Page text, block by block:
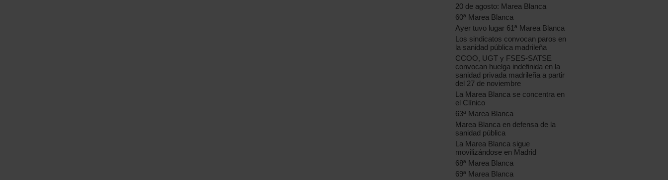
20 de agosto: Marea Blanca
60ª Marea Blanca
Ayer tuvo lugar 61ª Marea Blanca
Los sindicatos convocan paros en
la sanidad pública madrileña
CCOO, UGT y FSES-SATSE
convocan huelga indefinida en la
sanidad privada madrileña a partir
del 27 de noviembre
La Marea Blanca se concentra en
el Clínico
63ª Marea Blanca
Marea Blanca en defensa de la
sanidad pública
La Marea Blanca sigue
movilizándose en Madrid
68ª Marea Blanca
69ª Marea Blanca